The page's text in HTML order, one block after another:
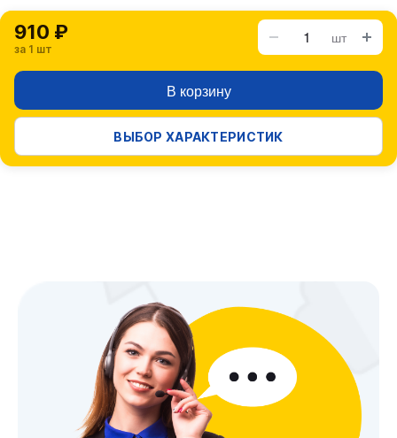
910 ₽
за 1 шт
шт
В корзину
ВЫБОР ХАРАКТЕРИСТИК